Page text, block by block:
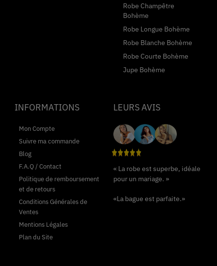
Robe Champêtre
Bohème
Robe Longue Bohème
Robe Blanche Bohème
Robe Courte Bohème
Jupe Bohème
INFORMATIONS
Mon Compte
Suivre ma commande
Blog
F.A.Q / Contact
Politique de remboursement
et de retours
Conditions Générales de
Ventes
Mentions Légales
Plan du Site
LEURS AVIS
« La robe est superbe, idéale
pour un mariage. »
«La bague est parfaite.»